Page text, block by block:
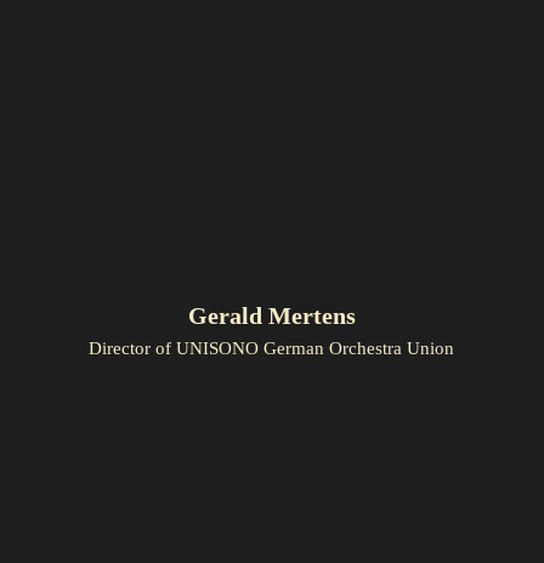
Gerald Mertens
Director of UNISONO German Orchestra Union